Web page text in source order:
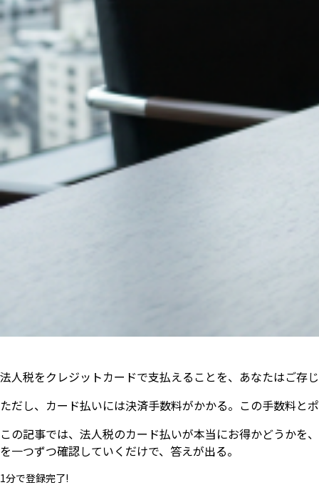
法人税をクレジットカードで支払えることを、あなたはご存
ただし、カード払いには決済手数料がかかる。この手数料と
この記事では、法人税のカード払いが本当にお得かどうかを
を一つずつ確認していくだけで、答えが出る。
1分で登録完了!